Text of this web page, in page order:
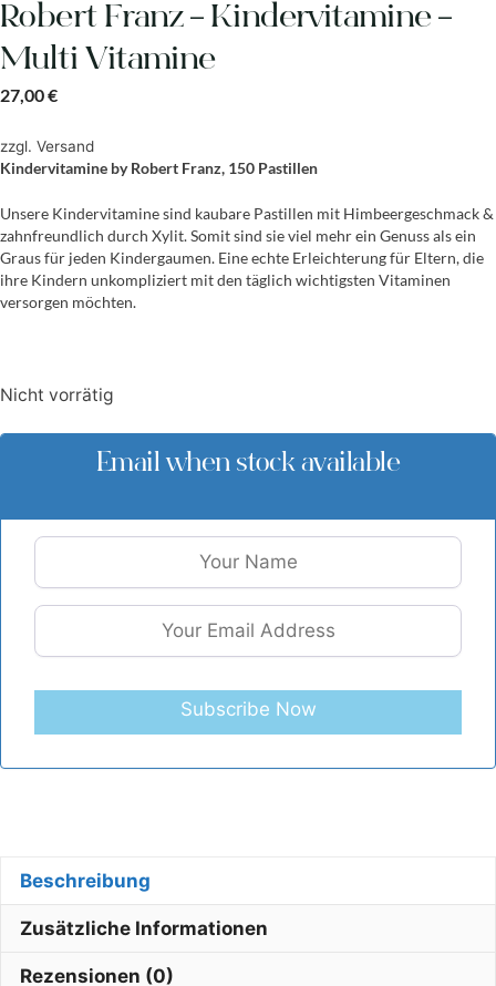
Robert Franz – Kindervitamine –
Multi Vitamine
27,00€
zzgl. Versand
Kindervitamine by Robert Franz, 150 Pastillen
Unsere Kindervitamine sind kaubare Pastillen mit Himbeergeschmack &
zahnfreundlich durch Xylit. Somit sind sie viel mehr ein Genuss als ein
Graus für jeden Kindergaumen. Eine echte Erleichterung für Eltern, die
ihre Kindern unkompliziert mit den täglich wichtigsten Vitaminen
versorgen möchten.
Nicht vorrätig
Email when stock available
Subscribe Now
Beschreibung
Zusätzliche Informationen
Rezensionen (0)